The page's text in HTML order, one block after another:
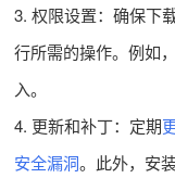
3. 权限设置：确保下
行所需的操作。例如
入。
4. 更新和补丁：定期
安全漏洞。此外，安